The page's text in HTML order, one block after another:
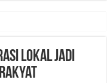
Lokal Jadi